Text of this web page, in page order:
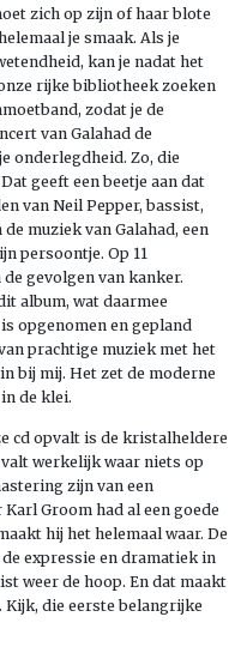
zich op zijn of haar blote
je smaak. Als je
kan je nadat het
rijke bibliotheek zoeken
zodat je de
van Galahad de
onderlegdheid. Zo, die
geeft een beetje aan dat
van Neil Pepper, bassist,
muziek van Galahad, een
persoontje. Op 11
gevolgen van kanker.
album, wat daarmee
opgenomen en gepland
prachtige muziek met het
bij mij. Het zet de moderne
de klei.
cd opvalt is de kristalheldere
werkelijk waar niets op
zijn van een
Groom had al een goede
hij het helemaal waar. De
expressie en dramatiek in
weer de hoop. En dat maakt
die eerste belangrijke